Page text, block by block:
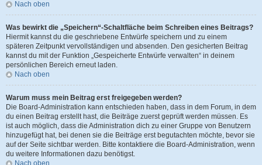
Nach oben
Was bewirkt die „Speichern“-Schaltfläche beim Schreiben eines Beitrags?
Hiermit kannst du die geschriebene Entwürfe speichern und zu einem
späteren Zeitpunkt vervollständigen und absenden. Den gesicherten Beitrag
kannst du mit der Funktion „Gespeicherte Entwürfe verwalten“ in deinem
persönlichen Bereich erneut laden.
Nach oben
Warum muss mein Beitrag erst freigegeben werden?
Die Board-Administration kann entschieden haben, dass in dem Forum, in dem
du einen Beitrag erstellt hast, die Beiträge zuerst geprüft werden müssen. Es
ist auch möglich, dass die Administration dich zu einer Gruppe von Benutzern
hinzugefügt hat, bei denen sie die Beiträge erst begutachten möchte, bevor sie
auf der Seite sichtbar werden. Bitte kontaktiere die Board-Administration, wenn
du weitere Informationen dazu benötigst.
Nach oben